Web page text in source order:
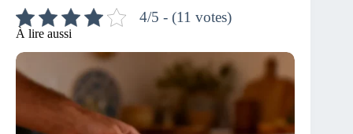
4/5 - (11 votes)
À lire aussi